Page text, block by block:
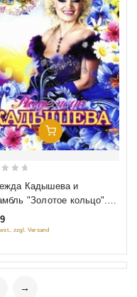
Добавить В Корзину
Кадышева и
"Золотое кольцо".
Юбилейный концерт
zzgl. Versand
→